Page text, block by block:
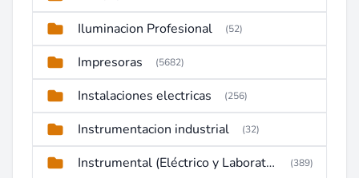
Iluminacion Profesional (52)
Impresoras (5682)
Instalaciones electricas (256)
Instrumentacion industrial (32)
Instrumental (Eléctrico y Laboratorio) (389)